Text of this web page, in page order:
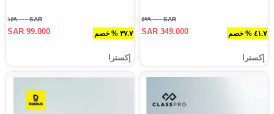
٤١.٧ % خصم
SAR ٥٩٩.٠٠٠
SAR 349.000
إكسترا
٣٧.٧ % خصم
SAR ١٥٩.٠٠٠
SAR 99.000
إكسترا